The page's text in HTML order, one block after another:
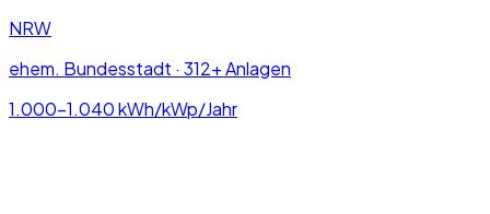
NRW
ehem. Bundesstadt · 312+ Anlagen
1.000–1.040kWh/kWp/Jahr